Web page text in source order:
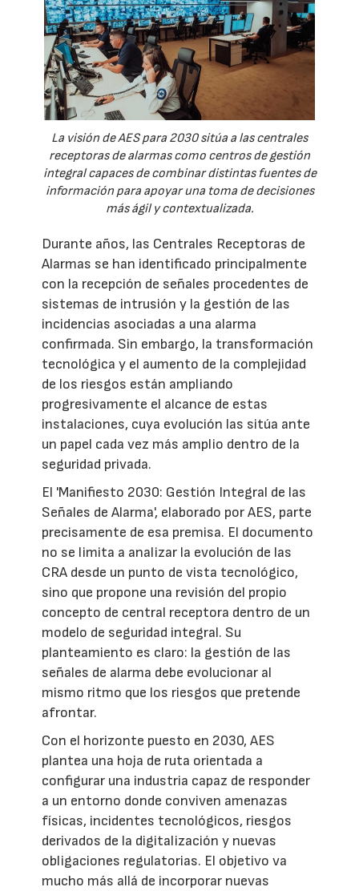
La visión de AES para 2030 sitúa a las centrales
receptoras de alarmas como centros de gestión
integral capaces de combinar distintas fuentes de
información para apoyar una toma de decisiones
más ágil y contextualizada.
Durante años, las Centrales Receptoras de
Alarmas se han identificado principalmente
con la recepción de señales procedentes de
sistemas de intrusión y la gestión de las
incidencias asociadas a una alarma
confirmada. Sin embargo, la transformación
tecnológica y el aumento de la complejidad
de los riesgos están ampliando
progresivamente el alcance de estas
instalaciones, cuya evolución las sitúa ante
un papel cada vez más amplio dentro de la
seguridad privada.
El 'Manifiesto 2030: Gestión Integral de las
Señales de Alarma', elaborado por AES, parte
precisamente de esa premisa. El documento
no se limita a analizar la evolución de las
CRA desde un punto de vista tecnológico,
sino que propone una revisión del propio
concepto de central receptora dentro de un
modelo de seguridad integral. Su
planteamiento es claro: la gestión de las
señales de alarma debe evolucionar al
mismo ritmo que los riesgos que pretende
afrontar.
Con el horizonte puesto en 2030, AES
plantea una hoja de ruta orientada a
configurar una industria capaz de responder
a un entorno donde conviven amenazas
físicas, incidentes tecnológicos, riesgos
derivados de la digitalización y nuevas
obligaciones regulatorias. El objetivo va
mucho más allá de incorporar nuevas